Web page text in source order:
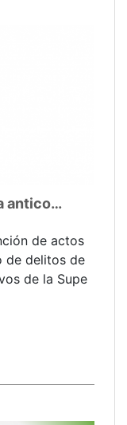
Comprometidos en la Lucha anticorrupción
de actos
de delitos de
de la Supe